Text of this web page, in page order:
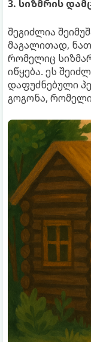
3. სიზმრის
შეგიძლია
მაგალითად,
რომელიც
იწყება. ეს
დაფუძნებული
გოგონა,